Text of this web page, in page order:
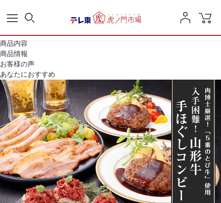
商品内容
商品情報
お客様の声
あなたにおすすめ